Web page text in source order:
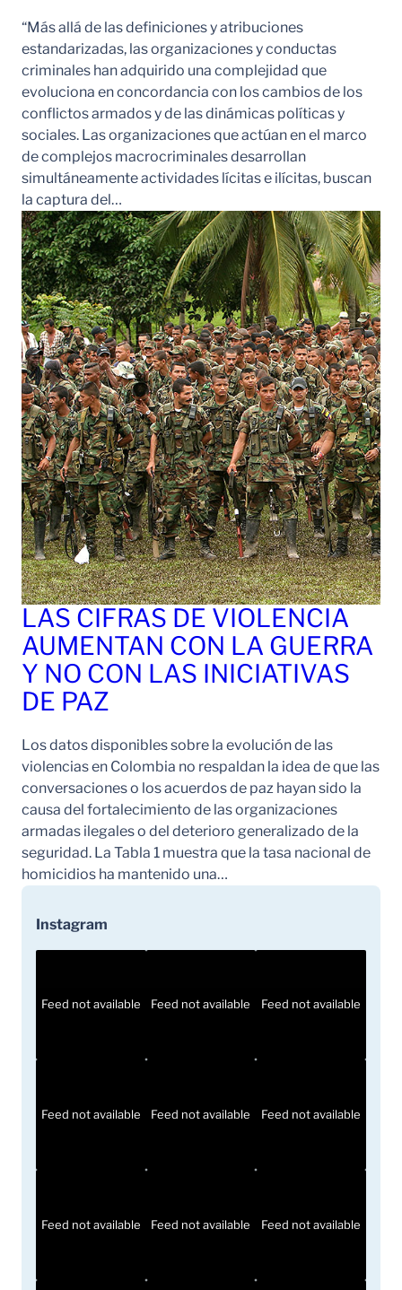
“Más allá de las definiciones y atribuciones
estandarizadas, las organizaciones y conductas
criminales han adquirido una complejidad que
evoluciona en concordancia con los cambios de los
conflictos armados y de las dinámicas políticas y
sociales. Las organizaciones que actúan en el marco
de complejos macrocriminales desarrollan
simultáneamente actividades lícitas e ilícitas, buscan
la captura del…
LAS CIFRAS DE VIOLENCIA
AUMENTAN CON LA GUERRA
Y NO CON LAS INICIATIVAS
DE PAZ
Los datos disponibles sobre la evolución de las
violencias en Colombia no respaldan la idea de que las
conversaciones o los acuerdos de paz hayan sido la
causa del fortalecimiento de las organizaciones
armadas ilegales o del deterioro generalizado de la
seguridad. La Tabla 1 muestra que la tasa nacional de
homicidios ha mantenido una…
Instagram
Feed not available Feed not available Feed not available
Feed not available Feed not available Feed not available
Feed not available Feed not available Feed not available